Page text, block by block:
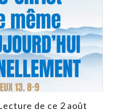
de ce 2 août